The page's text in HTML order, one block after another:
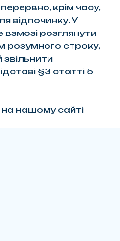
крім часу,
відпочинку. У
взмозі розглянути
розумного строку,
звільнити
§3 статті 5
нашому сайті